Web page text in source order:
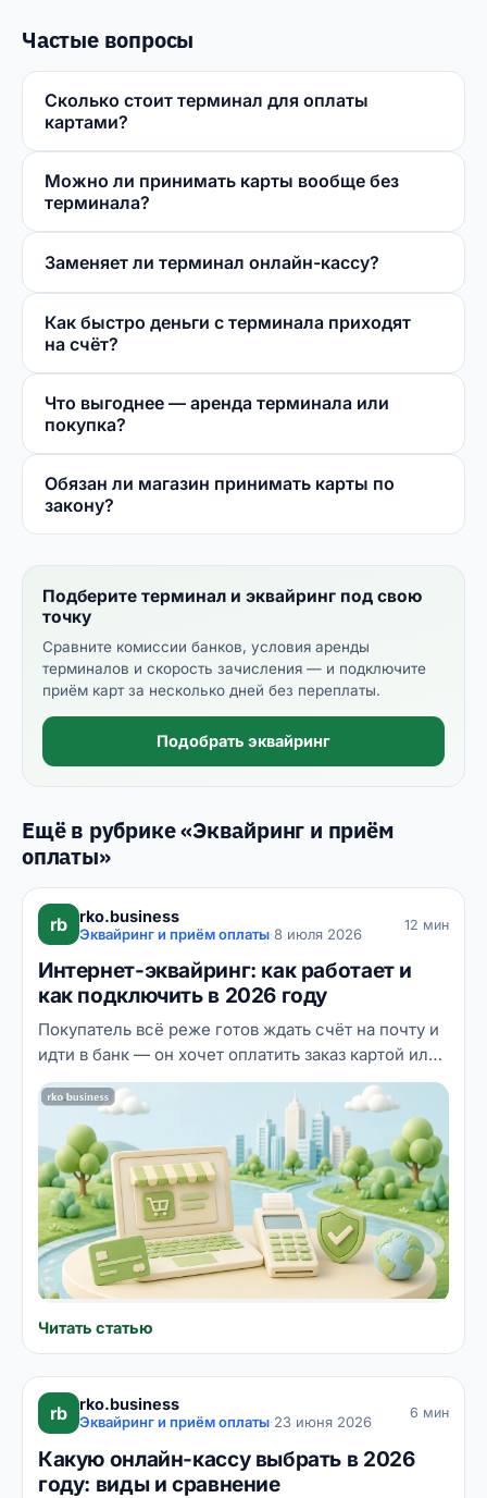
Частые вопросы
Сколько стоит терминал для оплаты
картами?
Можно ли принимать карты вообще без
терминала?
Заменяет ли терминал онлайн-кассу?
Как быстро деньги с терминала приходят
на счёт?
Что выгоднее — аренда терминала или
покупка?
Обязан ли магазин принимать карты по
закону?
Подберите терминал и эквайринг под свою
точку
Сравните комиссии банков, условия аренды
терминалов и скорость зачисления — и подключите
приём карт за несколько дней без переплаты.
Подобрать эквайринг
Ещё в рубрике «Эквайринг и приём
оплаты»
rb rko.business
Эквайринг и приём оплаты·8 июля 2026
12 мин
Интернет-эквайринг: как работает и
как подключить в 2026 году
Покупатель всё реже готов ждать счёт на почту и
идти в банк — он хочет оплатить заказ картой или
через СБП прямо на сайте за минуту. Интернет-
эквайринг решает именно эту задачу: превращает
ваш сайт, соцсеть или мессенджер в
полноценную точку продаж. Разбираем, как
устроен онлайн-платёж изнутри, сколько стоит
приём платежей и как подключить его пошагово
без лишних ошибок.
Читать статью
rb rko.business
Эквайринг и приём оплаты·23 июня 2026
6 мин
Какую онлайн-кассу выбрать в 2026
году: виды и сравнение